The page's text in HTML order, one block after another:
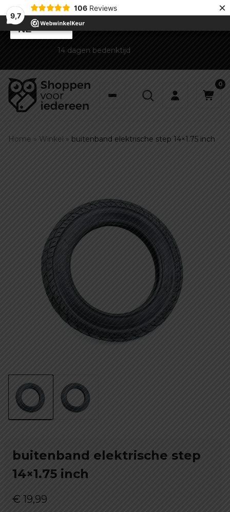
9,7
106 Reviews ×
1 jaar garantie op draaiende onderdelen en batterij
0
Home » Winkel » buitenband elektrische step 14×1.75 inch
buitenband elektrische step
14×1.75 inch
€ 19,99
Plan een afspraak
NL